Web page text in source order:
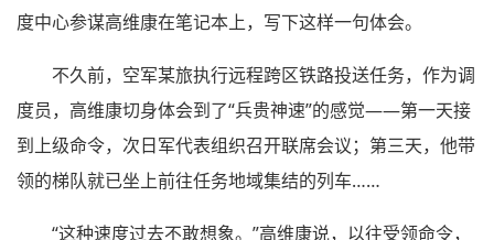
度中心参谋高维康在笔记本上，写下这样一句体会。
不久前，空军某旅执行远程跨区铁路投送任务，作为调
度员，高维康切身体会到了“兵贵神速”的感觉——第一天接
到上级命令，次日军代表组织召开联席会议；第三天，他带
领的梯队就已坐上前往任务地域集结的列车……
“这种速度过去不敢想象。”高维康说，以往受领命令，